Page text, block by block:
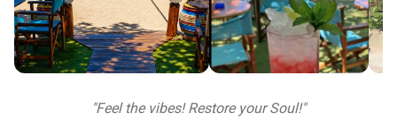
"Feel the vibes! Restore your Soul!"